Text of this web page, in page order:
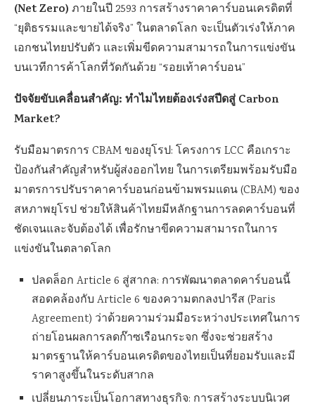
(Net Zero) ภายในปี 2593 การสร้างราคาคาร์บอนเครดิตที่
“ยุติธรรมและขายได้จริง” ในตลาดโลก จะเป็นตัวเร่งให้ภาค
เอกชนไทยปรับตัว และเพิ่มขีดความสามารถในการแข่งขัน
บนเวทีการค้าโลกที่วัดกันด้วย “รอยเท้าคาร์บอน”
ปัจจัยขับเคลื่อนสำคัญ: ทำไมไทยต้องเร่งสปีดสู่ Carbon
Market?
รับมือมาตรการ CBAM ของยุโรป: โครงการ LCC คือเกราะ
ป้องกันสำคัญสำหรับผู้ส่งออกไทย ในการเตรียมพร้อมรับมือ
มาตรการปรับราคาคาร์บอนก่อนข้ามพรมแดน (CBAM) ของ
สหภาพยุโรป ช่วยให้สินค้าไทยมีหลักฐานการลดคาร์บอนที่
ชัดเจนและจับต้องได้ เพื่อรักษาขีดความสามารถในการ
แข่งขันในตลาดโลก
ปลดล็อก Article 6 สู่สากล: การพัฒนาตลาดคาร์บอนนี้
สอดคล้องกับ Article 6 ของความตกลงปารีส (Paris
Agreement) ว่าด้วยความร่วมมือระหว่างประเทศในการ
ถ่ายโอนผลการลดก๊าซเรือนกระจก ซึ่งจะช่วยสร้าง
มาตรฐานให้คาร์บอนเครดิตของไทยเป็นที่ยอมรับและมี
ราคาสูงขึ้นในระดับสากล
เปลี่ยนภาระเป็นโอกาสทางธุรกิจ: การสร้างระบบนิเวศ